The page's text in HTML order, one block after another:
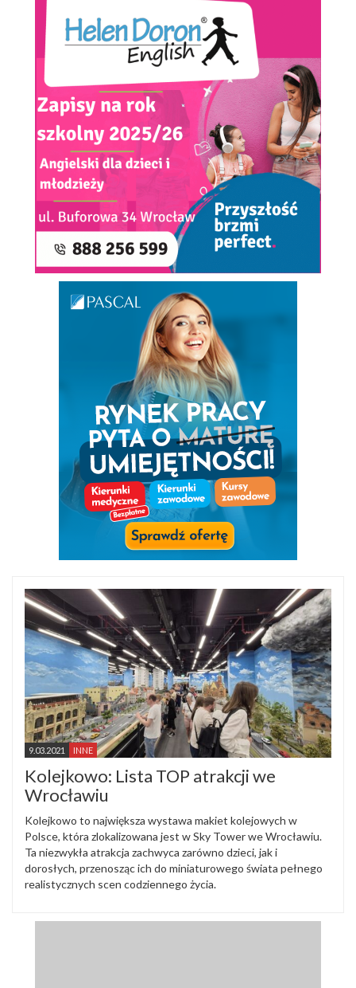
9.03.2021 INNE
Kolejkowo: Lista TOP atrakcji we
Wrocławiu
Kolejkowo to największa wystawa makiet kolejowych w
Polsce, która zlokalizowana jest w Sky Tower we Wrocławiu.
Ta niezwykła atrakcja zachwyca zarówno dzieci, jak i
dorosłych, przenosząc ich do miniaturowego świata pełnego
realistycznych scen codziennego życia.